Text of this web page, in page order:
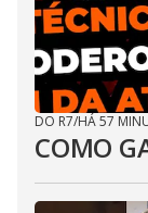
DO R7/HÁ 57
COMO